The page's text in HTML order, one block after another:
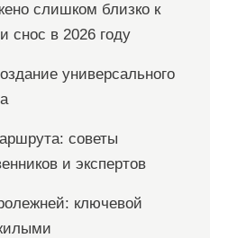
слишком близко к
снос в 2026 году
универсального
советы
и экспертов
ключевой